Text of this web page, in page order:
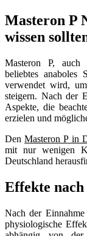
Masteron P
wissen
Masteron P, auch
beliebtes anaboles
verwendet wird,
steigern. Nach der
Aspekte, die
erzielen und
DenMasteron P in
mit nur wenigen
Deutschland
Effekte
Nach der
physiologische